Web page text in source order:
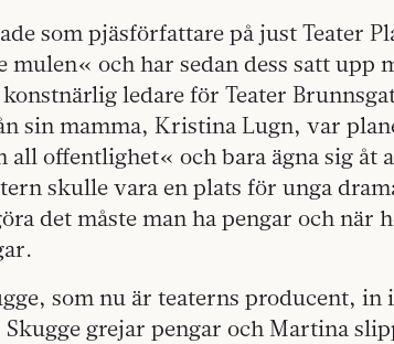
som pjäsförfattare på just Teater
och har sedan dess satt upp
konstnärlig ledare för Teater
sin mamma, Kristina Lugn, var
offentlighet« och bara ägna sig åt
skulle vara en plats för unga
det måste man ha pengar och när
som nu är teaterns producent, in
grejar pengar och Martina